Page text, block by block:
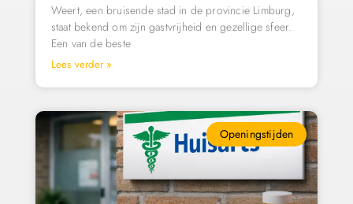
Weert, een bruisende stad in de provincie Limburg,
staat bekend om zijn gastvrijheid en gezellige sfeer.
Een van de beste
Lees verder »
Openingstijden